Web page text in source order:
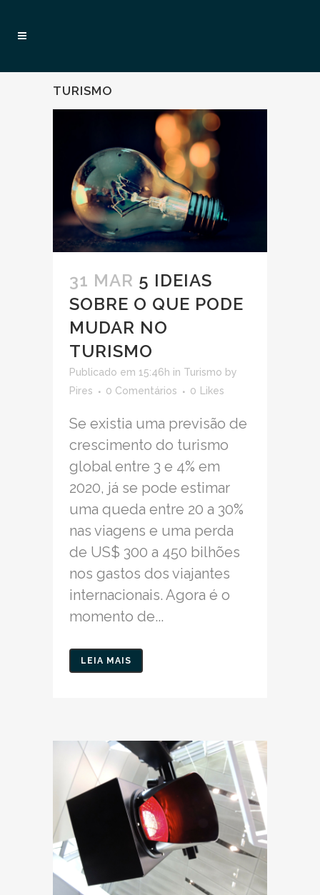
TURISMO
31 MAR 5 IDEIAS
SOBRE O QUE PODE
MUDAR NO
TURISMO
Publicado em 15:46h in Turismo by
Pires
0 Comentários 0 Likes
Se existia uma previsão de
crescimento do turismo
global entre 3 e 4% em
2020, já se pode estimar
uma queda entre 20 a 30%
nas viagens e uma perda
de US$ 300 a 450 bilhões
nos gastos dos viajantes
internacionais. Agora é o
momento de...
LEIA MAIS